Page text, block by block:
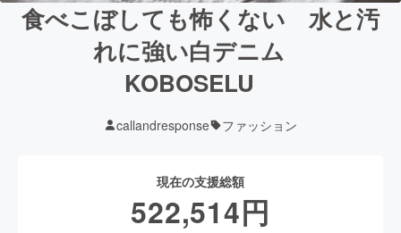
食べこぼしても怖くない 水と汚
れに強い白デニム
KOBOSELU
callandresponse ファッション
現在の支援総額
522,514円